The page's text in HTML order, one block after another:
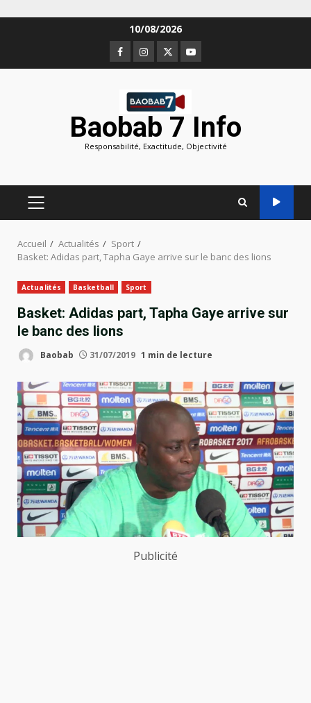
10/08/2026
Facebook
Instagram
TwitterYoutube
Baobab 7 Info
Responsabilité, Exactitude, Objectivité
MENU
PRINCIPAL
Accueil Actualités
Sport
Basket: Adidas part, Tapha Gaye arrive sur le banc des lions
Actualités Basketball Sport
Basket: Adidas part, Tapha Gaye arrive sur
le banc des lions
Baobab 31/07/2019 1 min de lecture
Publicité